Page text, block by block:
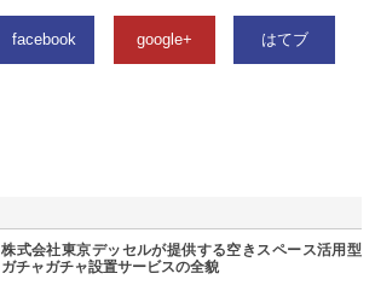
facebook google+ はてブ
株式会社東京デッセルが提供する空きスペース活用型
ガチャガチャ設置サービスの全貌